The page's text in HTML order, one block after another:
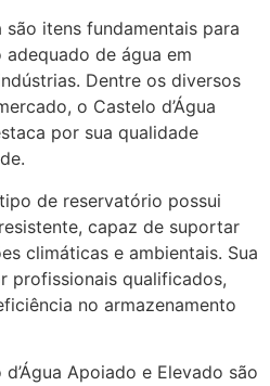
itens fundamentais para
de água em
Dentre os diversos
o Castelo d’Água
por sua qualidade
de reservatório possui
capaz de suportar
climáticas e ambientais. Sua
profissionais qualificados,
no armazenamento
Apoiado e Elevado são